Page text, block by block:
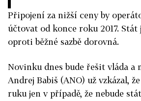
Připojení za nižší ceny by
účtovat od konce roku 2017.
oproti běžné sazbě dorovná.
Novinku dnes bude řešit vláda
Andrej Babiš (ANO) už vzkázal,
ruku jen v případě, že nebude